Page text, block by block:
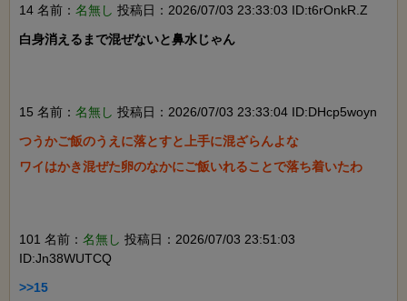
14 名前： 名無し 投稿日：2026/07/03 23:33:03 ID:t6rOnkR.Z
白身消えるまで混ぜないと鼻水じゃん
15 名前： 名無し 投稿日：2026/07/03 23:33:04 ID:DHcp5woyn
つうかご飯のうえに落とすと上手に混ざらんよな
ワイはかき混ぜた卵のなかにご飯いれることで落ち着いたわ
101 名前： 名無し 投稿日：2026/07/03 23:51:03
ID:Jn38WUTCQ
>>15